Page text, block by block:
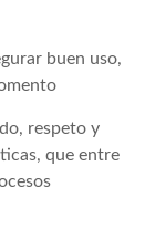
buen uso,
respeto y
que entre